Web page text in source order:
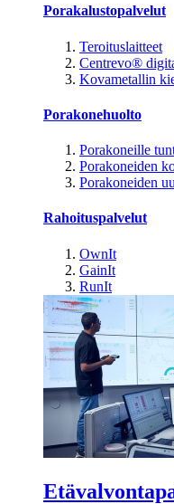
Porakalustopalvelut
Teroituslaitteet
Centrevo®
Kovametallin
Porakonehuolto
Porakoneille
Porakoneiden
Porakoneiden
Rahoituspalvelut
OwnIt
GainIt
RunIt